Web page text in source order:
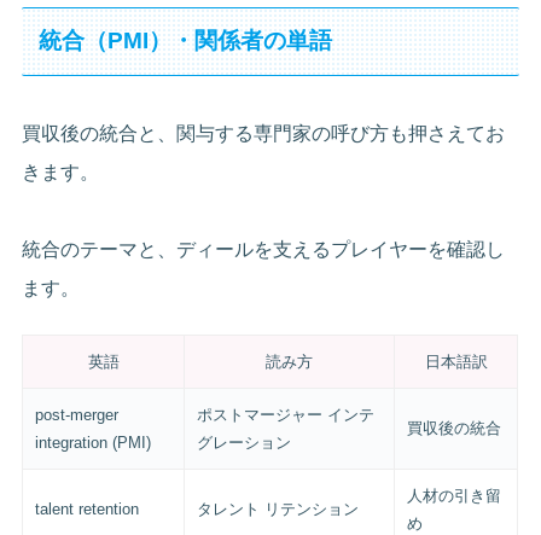
統合（PMI）・関係者の単語
買収後の統合と、関与する専門家の呼び方も押さえてお
きます。
統合のテーマと、ディールを支えるプレイヤーを確認し
ます。
英語 読み方 日本語訳
post-merger
integration (PMI)
ポストマージャー インテ
グレーション
買収後の統合
talent retention タレント リテンション
人材の引き留
め